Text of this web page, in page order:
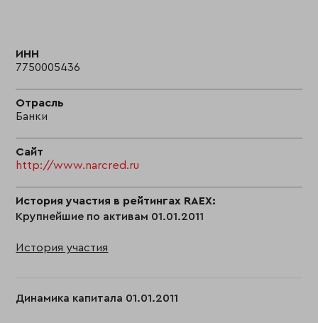
ИНН
7750005436
Отрасль
Банки
Сайт
http://www.narcred.ru
История участия в рейтингах RAEX:
Крупнейшие по активам 01.01.2011
История участия
Динамика капитала 01.01.2011